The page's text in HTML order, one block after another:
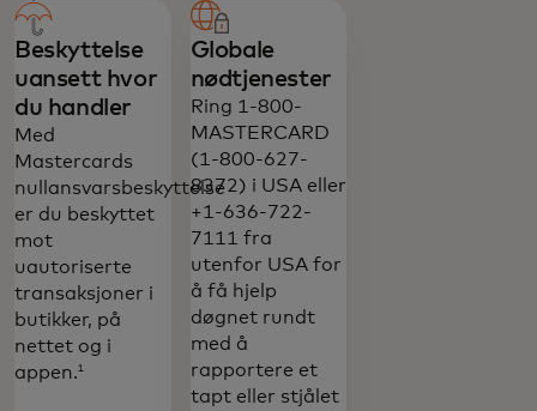
Beskyttelse
uansett hvor
du handler
Med
Mastercards
nullansvarsbeskyttelse
er du beskyttet
mot
uautoriserte
transaksjoner i
butikker, på
nettet og i
appen.1
Globale
nødtjenester
Ring 1-800-
MASTERCARD
(1-800-627-
8372) i USA eller
+1-636-722-
7111 fra
utenfor USA for
å få hjelp
døgnet rundt
med å
rapportere et
tapt eller stjålet